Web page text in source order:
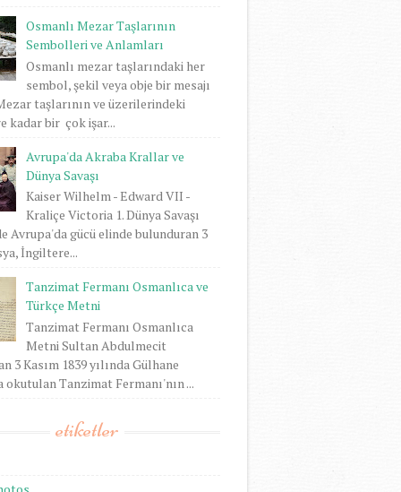
Osmanlı Mezar Taşlarının
Sembolleri ve Anlamları
Osmanlı mezar taşlarındaki her
sembol, şekil veya obje bir mesajı
taşlarının ve üzerilerindeki
kadar bir çok işar...
Avrupa'da Akraba Krallar ve
Dünya Savaşı
Kaiser Wilhelm - Edward VII -
Kraliçe Victoria 1. Dünya Savaşı
Avrupa'da gücü elinde bulunduran 3
İngiltere...
Tanzimat Fermanı Osmanlıca ve
Türkçe Metni
Tanzimat Fermanı Osmanlıca
Metni Sultan Abdulmecit
3 Kasım 1839 yılında Gülhane
okutulan Tanzimat Fermanı'nın ...
etiketler